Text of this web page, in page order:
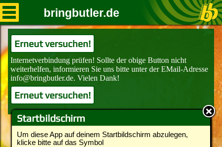
Startbildschirm
Um diese App auf deinem Startbildschirm abzulegen,
klicke bitte auf das Symbol
bringbutler.de
Erneut versuchen!
Erneut versuchen!